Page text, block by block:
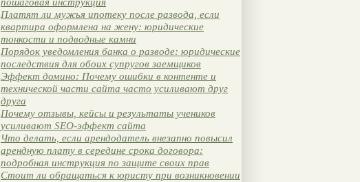
Платят ли мужья ипотеку после развода, если
квартира оформлена на жену: юридические
тонкости и подводные камни
Порядок уведомления банка о разводе: юридические
последствия для обоих супругов заемщиков
Эффект домино: Почему ошибки в контенте и
технической части сайта часто усиливают друг
друга
Почему отзывы, кейсы и результаты учеников
усиливают SEO-эффект сайта
Что делать, если арендодатель внезапно повысил
арендную плату в середине срока договора:
подробная инструкция по защите своих прав
Стоит ли обращаться к юристу при возникновении